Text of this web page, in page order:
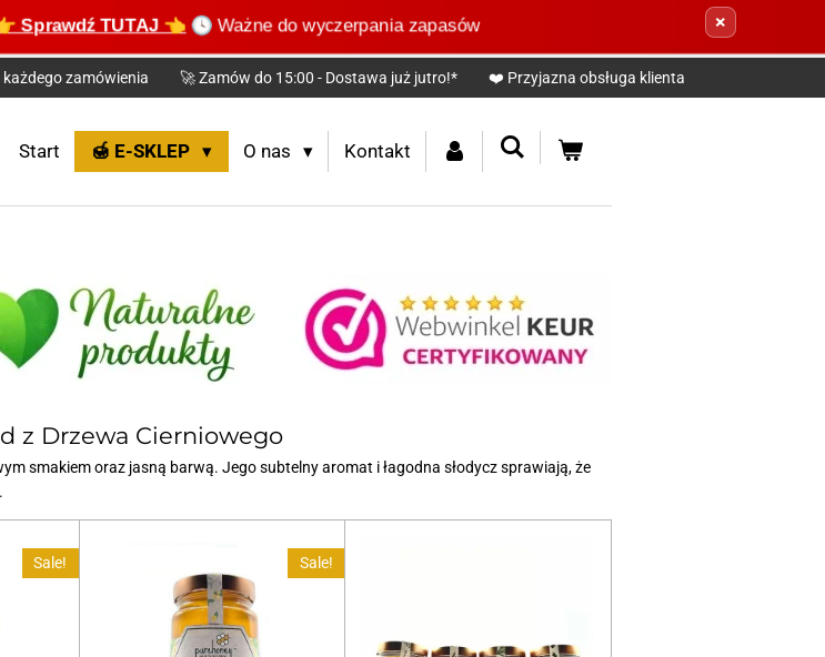
Sprawdź TUTAJ 👈 🕓 Ważne do wyczerpania zapasów ×
każdego zamówienia 🚀 Zamów do 15:00 - Dostawa już jutro!* ❤️ Przyjazna obsługa klienta
Start 🍯 E-SKLEP O nas Kontakt
z Drzewa Cierniowego
smakiem oraz jasną barwą. Jego subtelny aromat i łagodna słodycz sprawiają, że
Sale! Sale!